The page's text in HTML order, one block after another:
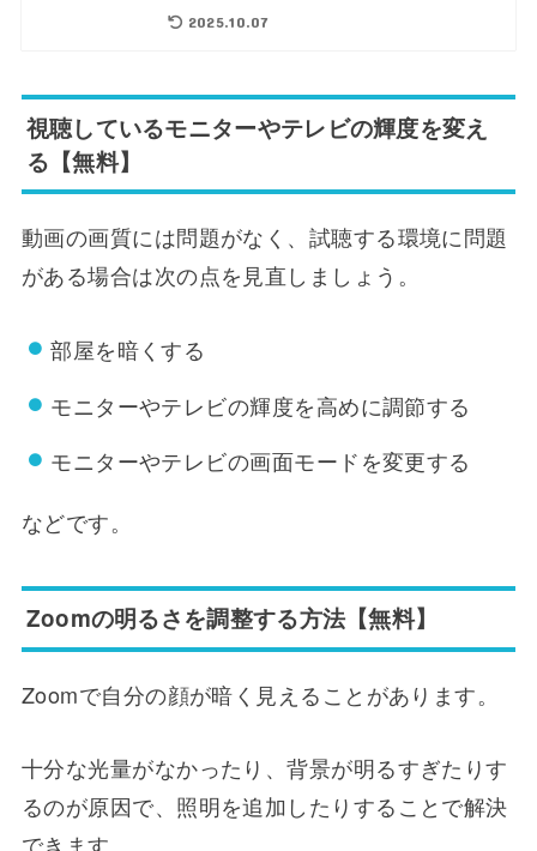
2025.10.07
視聴しているモニターやテレビの輝度を変え
る【無料】
動画の画質には問題がなく、試聴する環境に問題
がある場合は次の点を見直しましょう。
部屋を暗くする
モニターやテレビの輝度を高めに調節する
モニターやテレビの画面モードを変更する
などです。
Zoomの明るさを調整する方法【無料】
Zoomで自分の顔が暗く見えることがあります。
十分な光量がなかったり、背景が明るすぎたりす
るのが原因で、照明を追加したりすることで解決
できます。